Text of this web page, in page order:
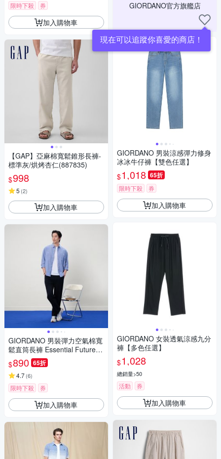
限時下殺 券
加入購物車
【GAP】亞麻棉寬鬆錐形長褲-
標準灰/烘烤杏仁(887835)
$998
5 (2)
加入購物車
GIORDANO 男裝彈力空氣棉寬
鬆直筒長褲 Essential Future系
列【雙色任選】
$890 65折
4.7(6)
限時下殺 券
加入購物車
GIORDANO官方旗艦店
現在可以追蹤你喜愛的商店！
GIORDANO 男裝涼感彈力修身
冰冰牛仔褲【雙色任選】
$1,018 65折
限時下殺 券
加入購物車
GIORDANO 女裝透氣涼感九分
褲【多色任選】
$1,028
總銷量>50
活動 券
加入購物車